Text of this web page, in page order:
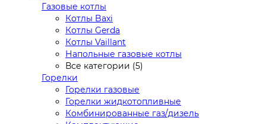
Газовые котлы
Котлы Baxi
Котлы Gerda
Котлы Vaillant
Напольные газовые котлы
Все категории (5)
Горелки
Горелки газовые
Горелки жидкотопливные
Комбинированные газ/дизель